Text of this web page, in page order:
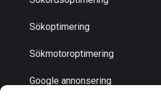
Sökoptimering
Sökmotoroptimering
Google annonsering